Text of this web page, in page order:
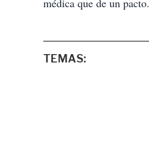
médica que de un pacto.
TEMAS: